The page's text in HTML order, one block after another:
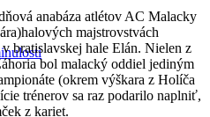
anabáza atlétov AC Malacky
majstrovstvách
bratislavskej hale Elán. Nielen z
bol malacký oddiel jediným
(okrem výškara z Holíča
trénerov sa raz podarilo naplniť,
z kariet.